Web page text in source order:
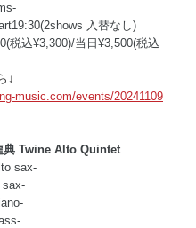
入替なし)
税込¥3,300)/当日¥3,500(税込
↓
music.com/events/20241109
典 Twine Alto Quintet
sax-
sax-